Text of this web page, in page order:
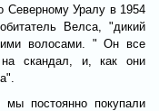
Северному Уралу в 1954
Велса, "дикий
волосами. " Он все
скандал, и, как они
постоянно покупали